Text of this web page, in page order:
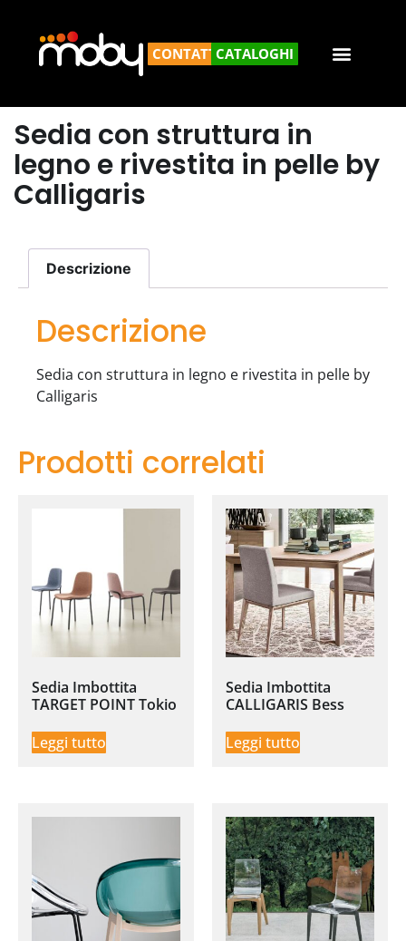
CONTATTACICATALOGHI
Sedia con struttura in
legno e rivestita in pelle by
Calligaris
Descrizione
Descrizione
Sedia con struttura in legno e rivestita in pelle by
Calligaris
Prodotti correlati
Sedia Imbottita
TARGET POINT Tokio
Leggi tutto
Sedia Imbottita
CALLIGARIS Bess
Leggi tutto